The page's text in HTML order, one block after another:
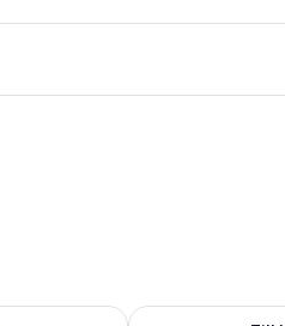
för imorgon aug. 8 - aug. 9
Kontrollera